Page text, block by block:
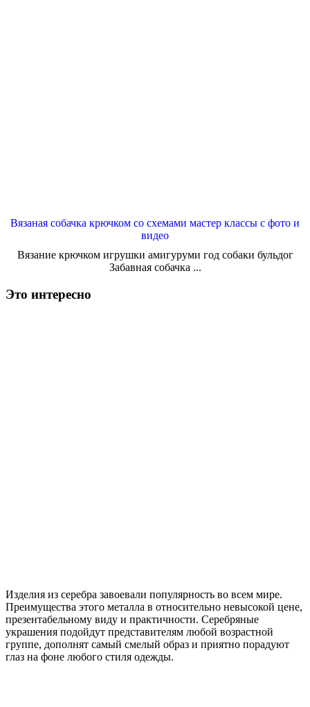
Вязаная собачка крючком со схемами мастер классы с фото и
видео
Вязание крючком игрушки амигуруми год собаки бульдог
Забавная собачка ...
Это интересно
Изделия из серебра завоевали популярность во всем мире.
Преимущества этого металла в относительно невысокой цене,
презентабельному виду и практичности. Серебряные
украшения подойдут представителям любой возрастной
группе, дополнят самый смелый образ и приятно порадуют
глаз на фоне любого стиля одежды.